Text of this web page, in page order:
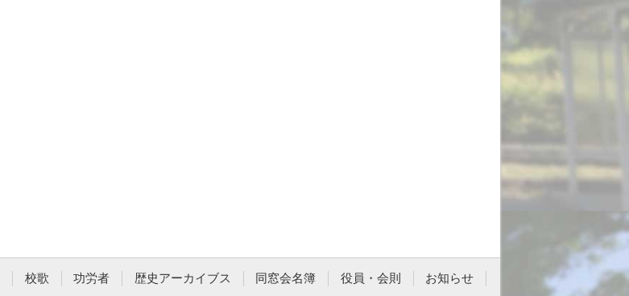
校歌 功労者 歴史アーカイブス 同窓会名簿 役員・会則 お知らせ